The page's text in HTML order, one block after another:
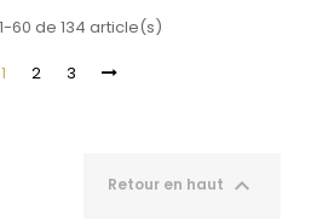
60 de 134 article(s)
1
2 3
Retour en haut 